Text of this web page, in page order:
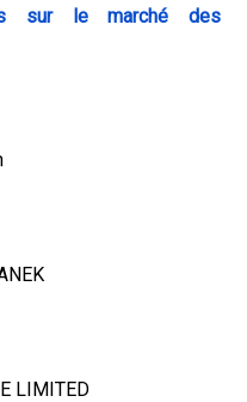
sur le marché des
LIMITED